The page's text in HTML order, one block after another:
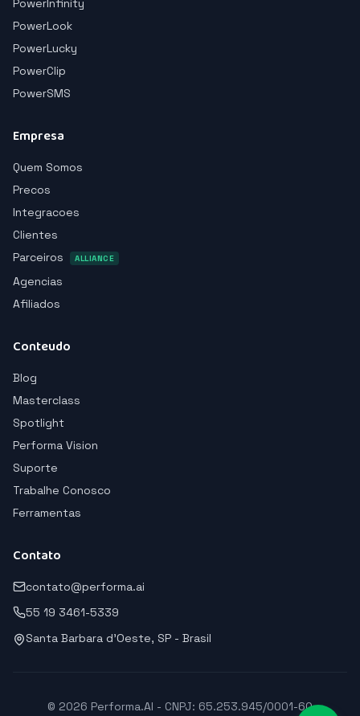
PowerInfinity
PowerLook
PowerLucky
PowerClip
PowerSMS
Empresa
Quem Somos
Precos
Integracoes
Clientes
Parceiros
ALLIANCE
Agencias
Afiliados
Conteudo
Blog
Masterclass
Spotlight
Performa Vision
Suporte
Trabalhe Conosco
Ferramentas
Contato
contato@performa.ai
55 19 3461-5339
Santa Barbara d'Oeste, SP - Brasil
© 2026 Performa.AI - CNPJ: 65.253.945/0001-60